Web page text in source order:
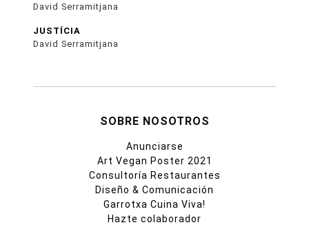
David Serramitjana
JUSTÍCIA
David Serramitjana
SOBRE NOSOTROS
Anunciarse
Art Vegan Poster 2021
Consultoría Restaurantes
Diseño & Comunicación
Garrotxa Cuina Viva!
Hazte colaborador